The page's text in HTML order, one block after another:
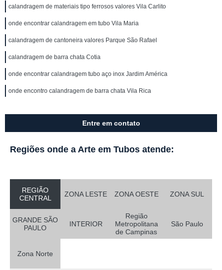
calandragem de materiais tipo ferrosos valores Vila Carlito
onde encontrar calandragem em tubo Vila Maria
calandragem de cantoneira valores Parque São Rafael
calandragem de barra chata Cotia
onde encontrar calandragem tubo aço inox Jardim América
onde encontro calandragem de barra chata Vila Rica
Entre em contato
Regiões onde a Arte em Tubos atende:
REGIÃO
CENTRAL
ZONA LESTE ZONA OESTE ZONA SUL
GRANDE SÃO
PAULO
INTERIOR
Região
Metropolitana
de Campinas
São Paulo
Zona Norte